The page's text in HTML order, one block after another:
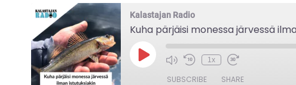
Kalastajan Radio
Kuha pärjäisi monessa järvessä
Play
Episode
1x
SUBSCRIBE SHARE